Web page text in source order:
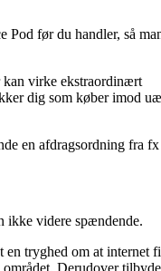
Pod før du handler, så
kan virke ekstraordinært
dig som køber imod
en afdragsordning fra
ikke videre spændende.
tryghed om at internet
Derudover